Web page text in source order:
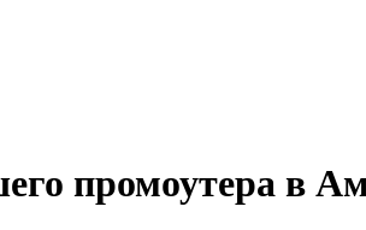
промоутера в